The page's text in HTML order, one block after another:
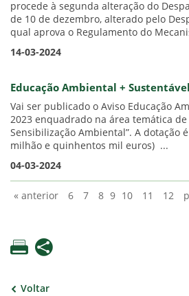
procede à segunda alteração do
de 10 de dezembro, alterado pelo
qual aprova o Regulamento do
14-03-2024
Educação Ambiental +
Vai ser publicado o Aviso Educação
2023 enquadrado na área temática de
Sensibilização Ambiental”. A dotação
milhão e quinhentos mil euros) ...
04-03-2024
« anterior 6 7 8 9 10 11 12
Voltar